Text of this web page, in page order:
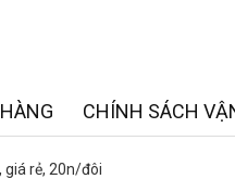
CHÍNH SÁCH
giá rẻ, 20n/đôi